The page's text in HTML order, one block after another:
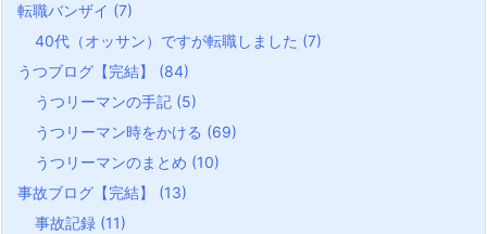
転職バンザイ (7)
40代（オッサン）ですが転職しました (7)
うつブログ【完結】 (84)
うつリーマンの手記 (5)
うつリーマン時をかける (69)
うつリーマンのまとめ (10)
事故ブログ【完結】 (13)
事故記録 (11)